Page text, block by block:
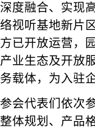
深度融合、实现
络视听基地新片
方已开放运营，
产业生态及开放
务载体，为入驻
参会代表们依次
整体规划、产品